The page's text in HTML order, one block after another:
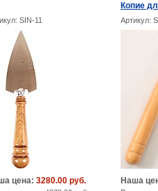
Копие
SIN-11 Артикул:
цена: 3280.00 руб. Наша